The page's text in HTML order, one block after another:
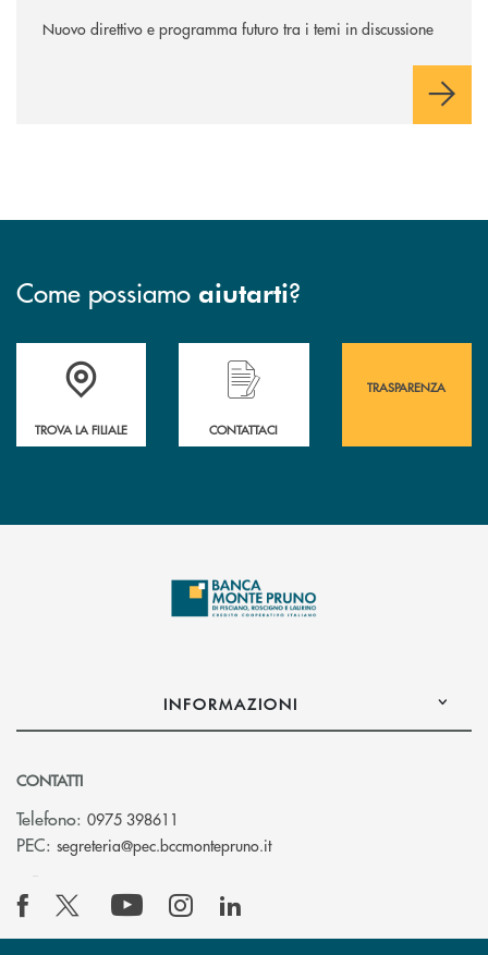
Nuovo direttivo e programma futuro tra i temi in discussione
Come possiamo aiutarti?
Accedi all' elenco completo&nbsp; delle&nbsp; filiali&nbsp; di Banca
TROVA LA FILIALE
Hai bisogno di assistenza immediata?
CONTATTACI
TRASPARENZA
INFORMAZIONI
CONTATTI
Telefono: 0975 398611
PEC: segreteria@pec.bccmontepruno.it(si apre l’app di posta